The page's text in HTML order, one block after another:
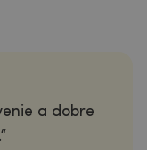
a dobre